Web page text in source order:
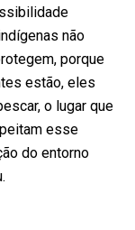
não
porque
estão, eles
o lugar que
esse
do entorno